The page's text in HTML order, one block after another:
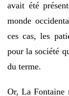
avait été
monde
ces cas, les
pour la société
du terme.
Or, La Fontaine